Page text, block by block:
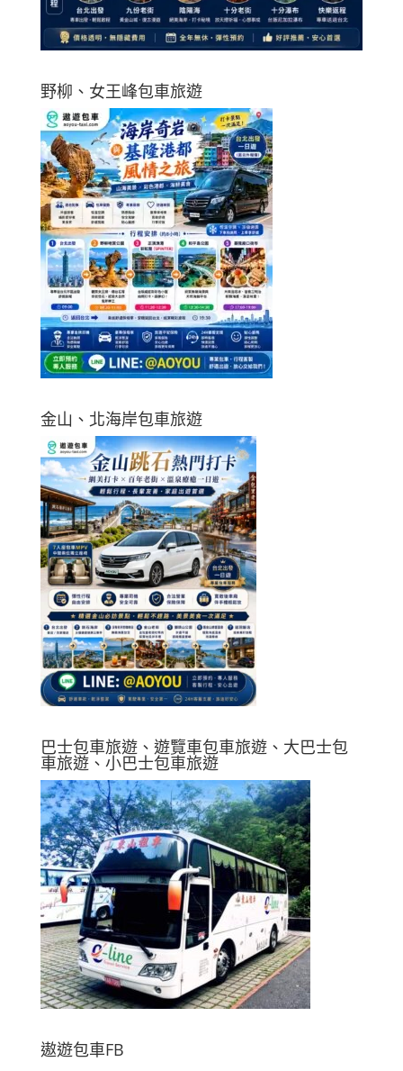
野柳、女王峰包車旅遊
金山、北海岸包車旅遊
巴士包車旅遊、遊覽車包車旅遊、大巴士包
車旅遊、小巴士包車旅遊
遨遊包車FB